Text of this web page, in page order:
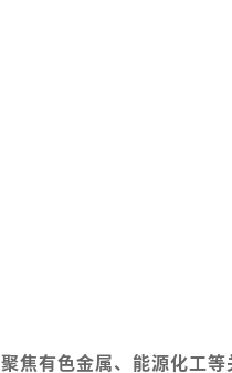
聚焦有色金属、能源化工等